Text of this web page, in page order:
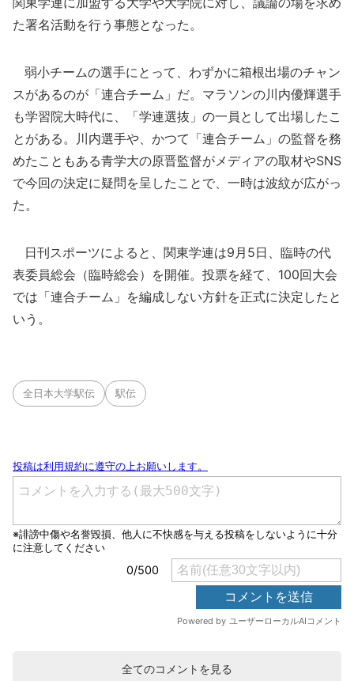
た署名活動を行う事態となった。
弱小チームの選手にとって、わずかに箱根出場のチャン
スがあるのが「連合チーム」だ。マラソンの川内優輝選手
も学習院大時代に、「学連選抜」の一員として出場したこ
とがある。川内選手や、かつて「連合チーム」の監督を務
めたこともある青学大の原晋監督がメディアの取材やSNS
で今回の決定に疑問を呈したことで、一時は波紋が広がっ
た。
日刊スポーツによると、関東学連は9月5日、臨時の代
表委員総会（臨時総会）を開催。投票を経て、100回大会
では「連合チーム」を編成しない方針を正式に決定したと
いう。
全日本大学駅伝 駅伝
全てのコメントを見る